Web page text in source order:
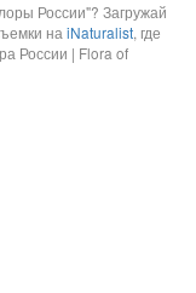
России"? Загружай
на iNaturalist, где
России | Flora of